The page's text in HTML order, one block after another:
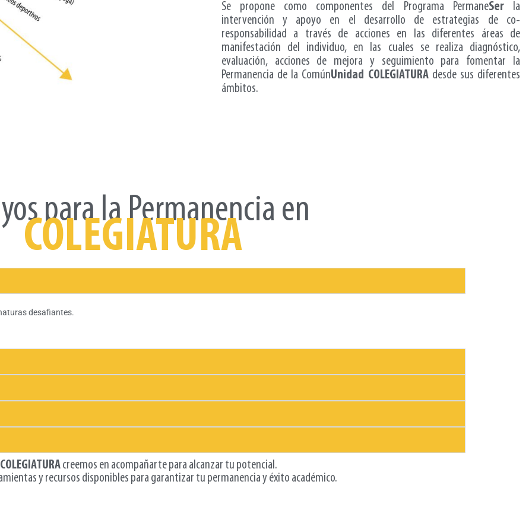
Se propone como componentes del Programa PermaneSerla
intervención y apoyo en el desarrollo de estrategias de co-
responsabilidad a través de acciones en las diferentes áreas de
manifestación del individuo, en las cuales se realiza diagnóstico,
evaluación, acciones de mejora y seguimiento para fomentar la
Permanencia de la ComúnUnidad COLEGIATURAdesde sus diferentes
ámbitos.
para la Permanencia en
COLEGIATURA
desafiantes.
COLEGIATURAcreemos en acompañarte para alcanzar tu potencial.
y recursos disponibles para garantizar tu permanencia y éxito académico.